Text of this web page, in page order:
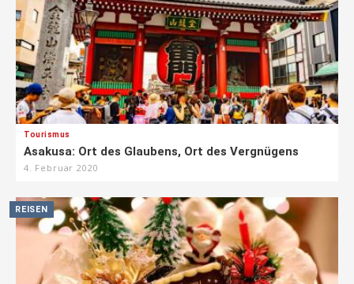
Tourismus
Asakusa: Ort des Glaubens, Ort des Vergnügens
4. Februar 2020
REISEN